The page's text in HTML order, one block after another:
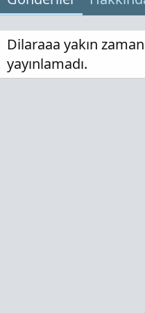
Dilaraaa yakın
yayınlamadı.